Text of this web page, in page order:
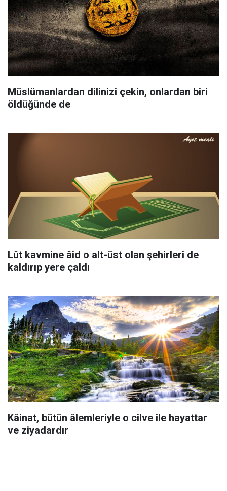
Müslümanlardan dilinizi çekin, onlardan biri
öldüğünde de
Lût kavmine âid o alt-üst olan şehirleri de
kaldırıp yere çaldı
Kâinat, bütün âlemleriyle o cilve ile hayattar
ve ziyadardır